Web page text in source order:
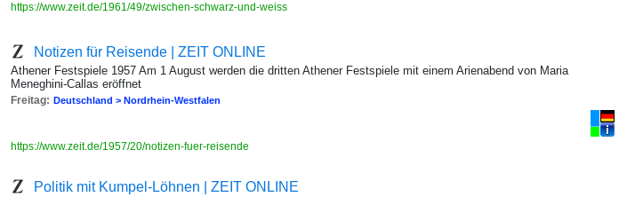
https://www.zeit.de/1961/49/zwischen-schwarz-und-weiss
Notizen für Reisende | ZEIT ONLINE
Athener Festspiele 1957 Am 1 August werden die dritten Athener Festspiele mit einem Arienabend von Maria
Meneghini-Callas eröffnet
Freitag: Deutschland > Nordrhein-Westfalen
https://www.zeit.de/1957/20/notizen-fuer-reisende
Politik mit Kumpel-Löhnen | ZEIT ONLINE